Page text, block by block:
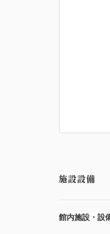
施設設備
館内施設・設